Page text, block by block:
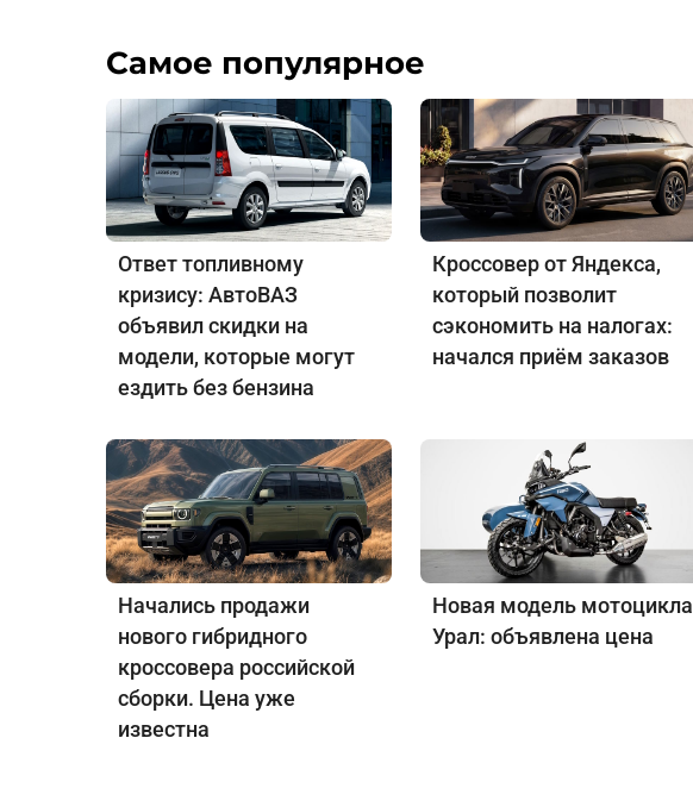
Самое популярное
Ответ топливному
кризису: АвтоВАЗ
объявил скидки на
модели, которые могут
ездить без бензина
Кроссовер от Яндекса,
который позволит
сэкономить на налогах:
начался приём заказов
Начались продажи
нового гибридного
кроссовера российской
сборки. Цена уже
известна
Новая модель мотоцикла
Урал: объявлена цена